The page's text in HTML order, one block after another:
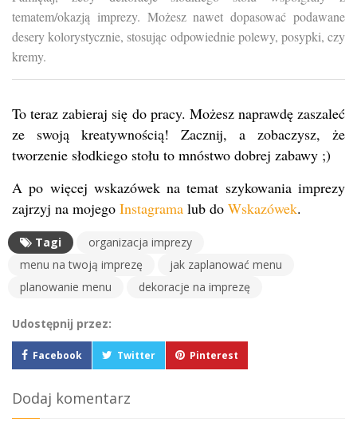
tematem/okazją imprezy. Możesz nawet dopasować podawane
desery kolorystycznie, stosując odpowiednie polewy, posypki, czy
kremy.
To teraz zabieraj się do pracy. Możesz naprawdę zaszaleć
ze swoją kreatywnością! Zacznij, a zobaczysz, że
tworzenie słodkiego stołu to mnóstwo dobrej zabawy ;)
A po więcej wskazówek na temat szykowania imprezy
zajrzyj na mojego Instagrama lub do Wskazówek.
Tagi
organizacja imprezy
menu na twoją imprezę
jak zaplanować menu
planowanie menu
dekoracje na imprezę
Udostępnij przez:
Facebook Twitter Pinterest
Dodaj komentarz